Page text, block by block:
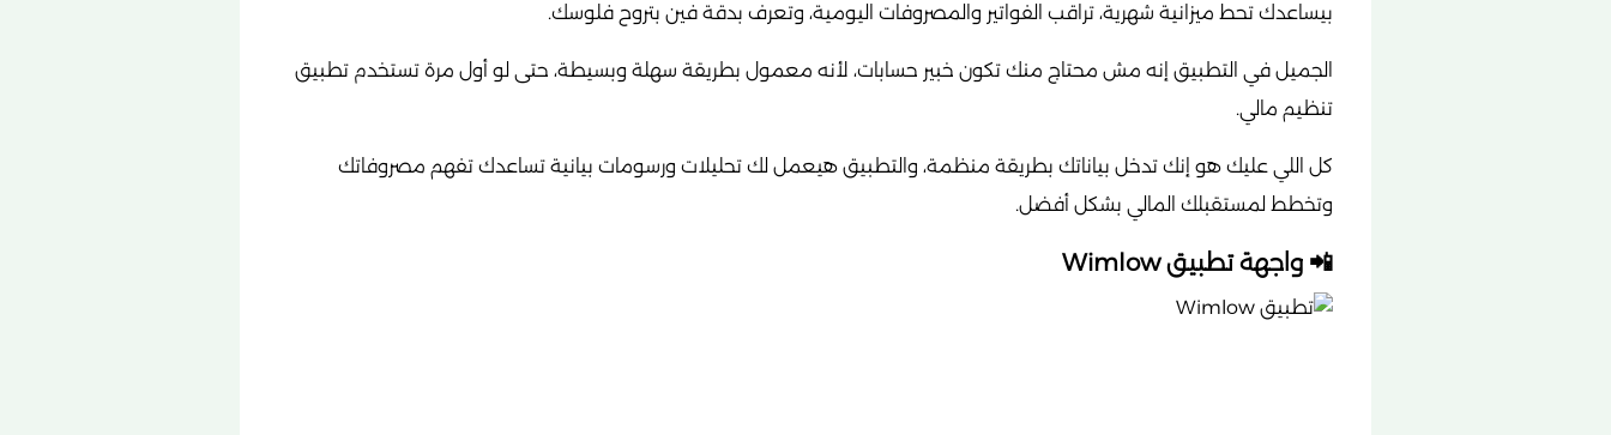
بيساعدك تحط ميزانية شهرية، تراقب الفواتير والمصروفات اليومية، وتعرف بدقة فين بتروح فلوسك.
الجميل في التطبيق إنه مش محتاج منك تكون خبير حسابات، لأنه معمول بطريقة سهلة وبسيطة، حتى لو أول مرة تستخدم تطبيق
تنظيم مالي.
كل اللي عليك هو إنك تدخل بياناتك بطريقة منظمة، والتطبيق هيعمل لك تحليلات ورسومات بيانية تساعدك تفهم مصروفاتك
وتخطط لمستقبلك المالي بشكل أفضل.
📲 واجهة تطبيق Wimlow